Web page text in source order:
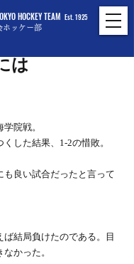
HOCKEY TEAM
ホッケー部
Est. 1925
は
院戦。
した結果、1-2の惜敗。
も良い試合だったと言って
ば結局負けたのである。目
かった。